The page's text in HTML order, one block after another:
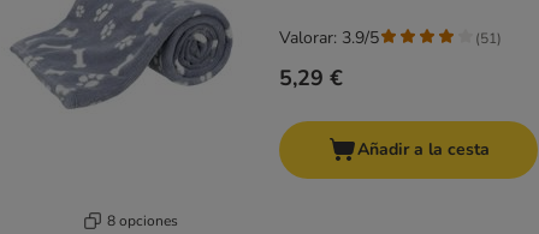
8 opciones
5,29 €
Valorar: 3.9/5 (51)
Añadir a la cesta